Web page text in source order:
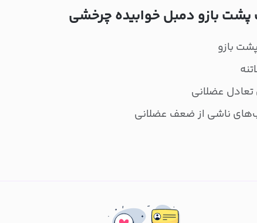
پشت بازو دمبل خوابیده چرخشی
بازو
تعادل عضلانی
ناشی از ضعف عضلانی